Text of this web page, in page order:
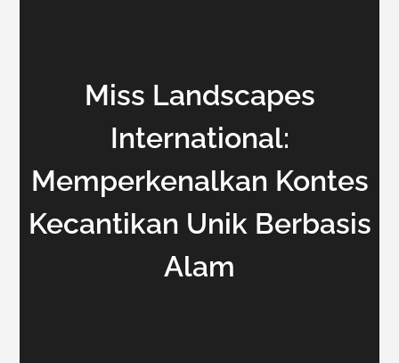
Miss Landscapes
International:
Memperkenalkan Kontes
Kecantikan Unik Berbasis
Alam